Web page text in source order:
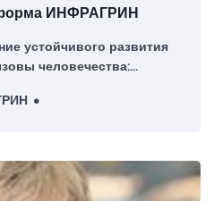
ИНФРАГРИН
устойчивого развития
человечества:
ноосферы и